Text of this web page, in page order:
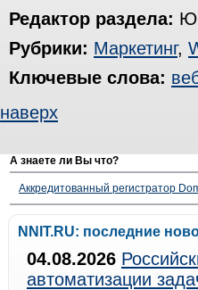
Редактор раздела:
Рубрики: Маркетинг,
Ключевые слова:
наверх
А знаете ли Вы что?
Аккредитованный регистратор
NNIT.RU: последние
04.08.2026
автоматизации